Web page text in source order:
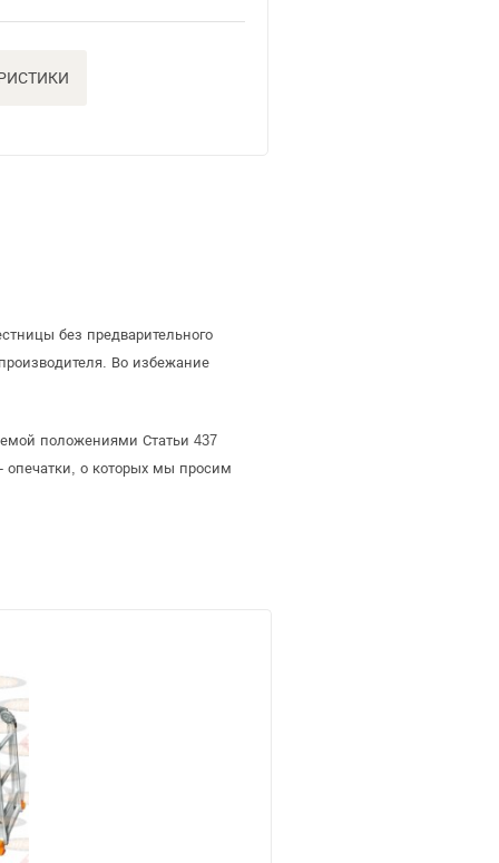
без предварительного
Во избежание
положениями Статьи 437
опечатки, о которых мы просим